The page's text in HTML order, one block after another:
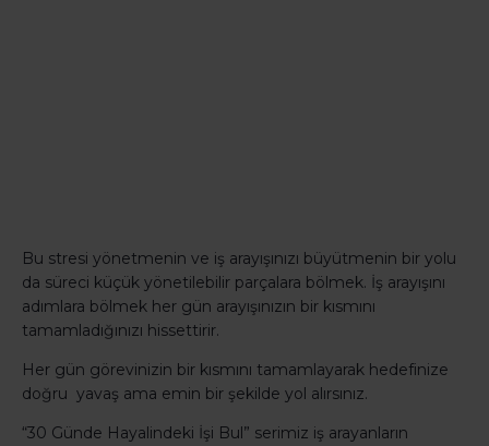
Bu stresi yönetmenin ve iş arayışınızı büyütmenin bir yolu
da süreci küçük yönetilebilir parçalara bölmek. İş arayışını
adımlara bölmek her gün arayışınızın bir kısmını
tamamladığınızı hissettirir.
Her gün görevinizin bir kısmını tamamlayarak hedefinize
doğru yavaş ama emin bir şekilde yol alırsınız.
“30 Günde Hayalindeki İşi Bul” serimiz iş arayanların